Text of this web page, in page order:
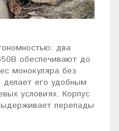
два
обеспечивают до
монокуляра без
его удобным
условиях. Корпус
перепады